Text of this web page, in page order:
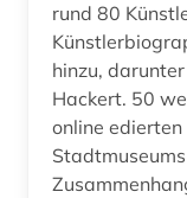
tagebuch (2)
rund 80
hinzu,
Hackert. 50
online